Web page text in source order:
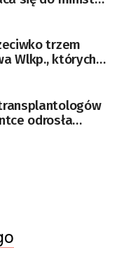
trzem
Wlkp., których
odrosła